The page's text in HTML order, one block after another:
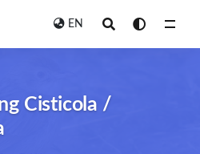
EN
Cisticola /